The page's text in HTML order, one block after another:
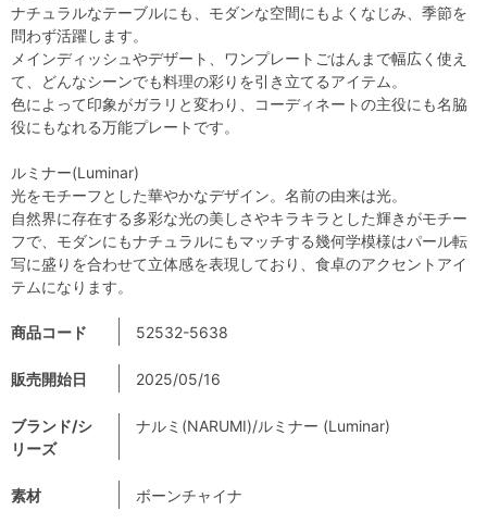
商品コード 52532-5638
販売開始日 2025/05/16
ブランド/シ
リーズ
ナルミ(NARUMI)/ルミナー (Luminar)
素材 ボーンチャイナ
ナチュラルなテーブルにも、モダンな空間にもよくなじみ、季節を
問わず活躍します。
メインディッシュやデザート、ワンプレートごはんまで幅広く使え
て、どんなシーンでも料理の彩りを引き立てるアイテム。
色によって印象がガラリと変わり、コーディネートの主役にも名脇
役にもなれる万能プレートです。
ルミナー(Luminar)
光をモチーフとした華やかなデザイン。名前の由来は光。
自然界に存在する多彩な光の美しさやキラキラとした輝きがモチー
フで、モダンにもナチュラルにもマッチする幾何学模様はパール転
写に盛りを合わせて立体感を表現しており、食卓のアクセントアイ
テムになります。